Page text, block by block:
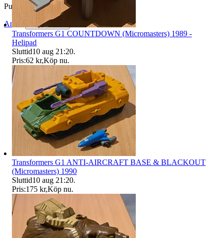
Publicerad 18 jun 20:28
Anmäl Sälj liknande
Transformers G1 COUNTDOWN (Micromasters) 1989 -
Helipad
Sluttid10 aug 21:20.
Pris:62 kr,Köp nu.
Transformers G1 ANTI-AIRCRAFT BASE & BLACKOUT
(Micromasters) 1990
Sluttid10 aug 21:20.
Pris:175 kr,Köp nu.